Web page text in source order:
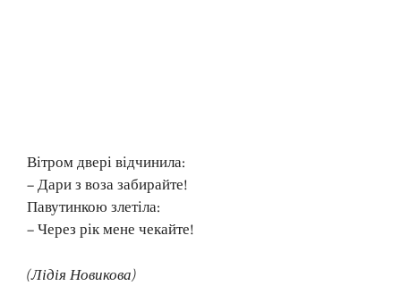
Вітром двері відчинила:
– Дари з воза забирайте!
Павутинкою злетіла:
– Через рік мене чекайте!
(Лідія Новикова)